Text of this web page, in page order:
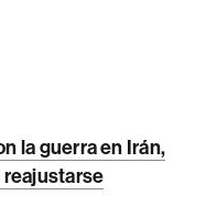
la guerra en Irán,